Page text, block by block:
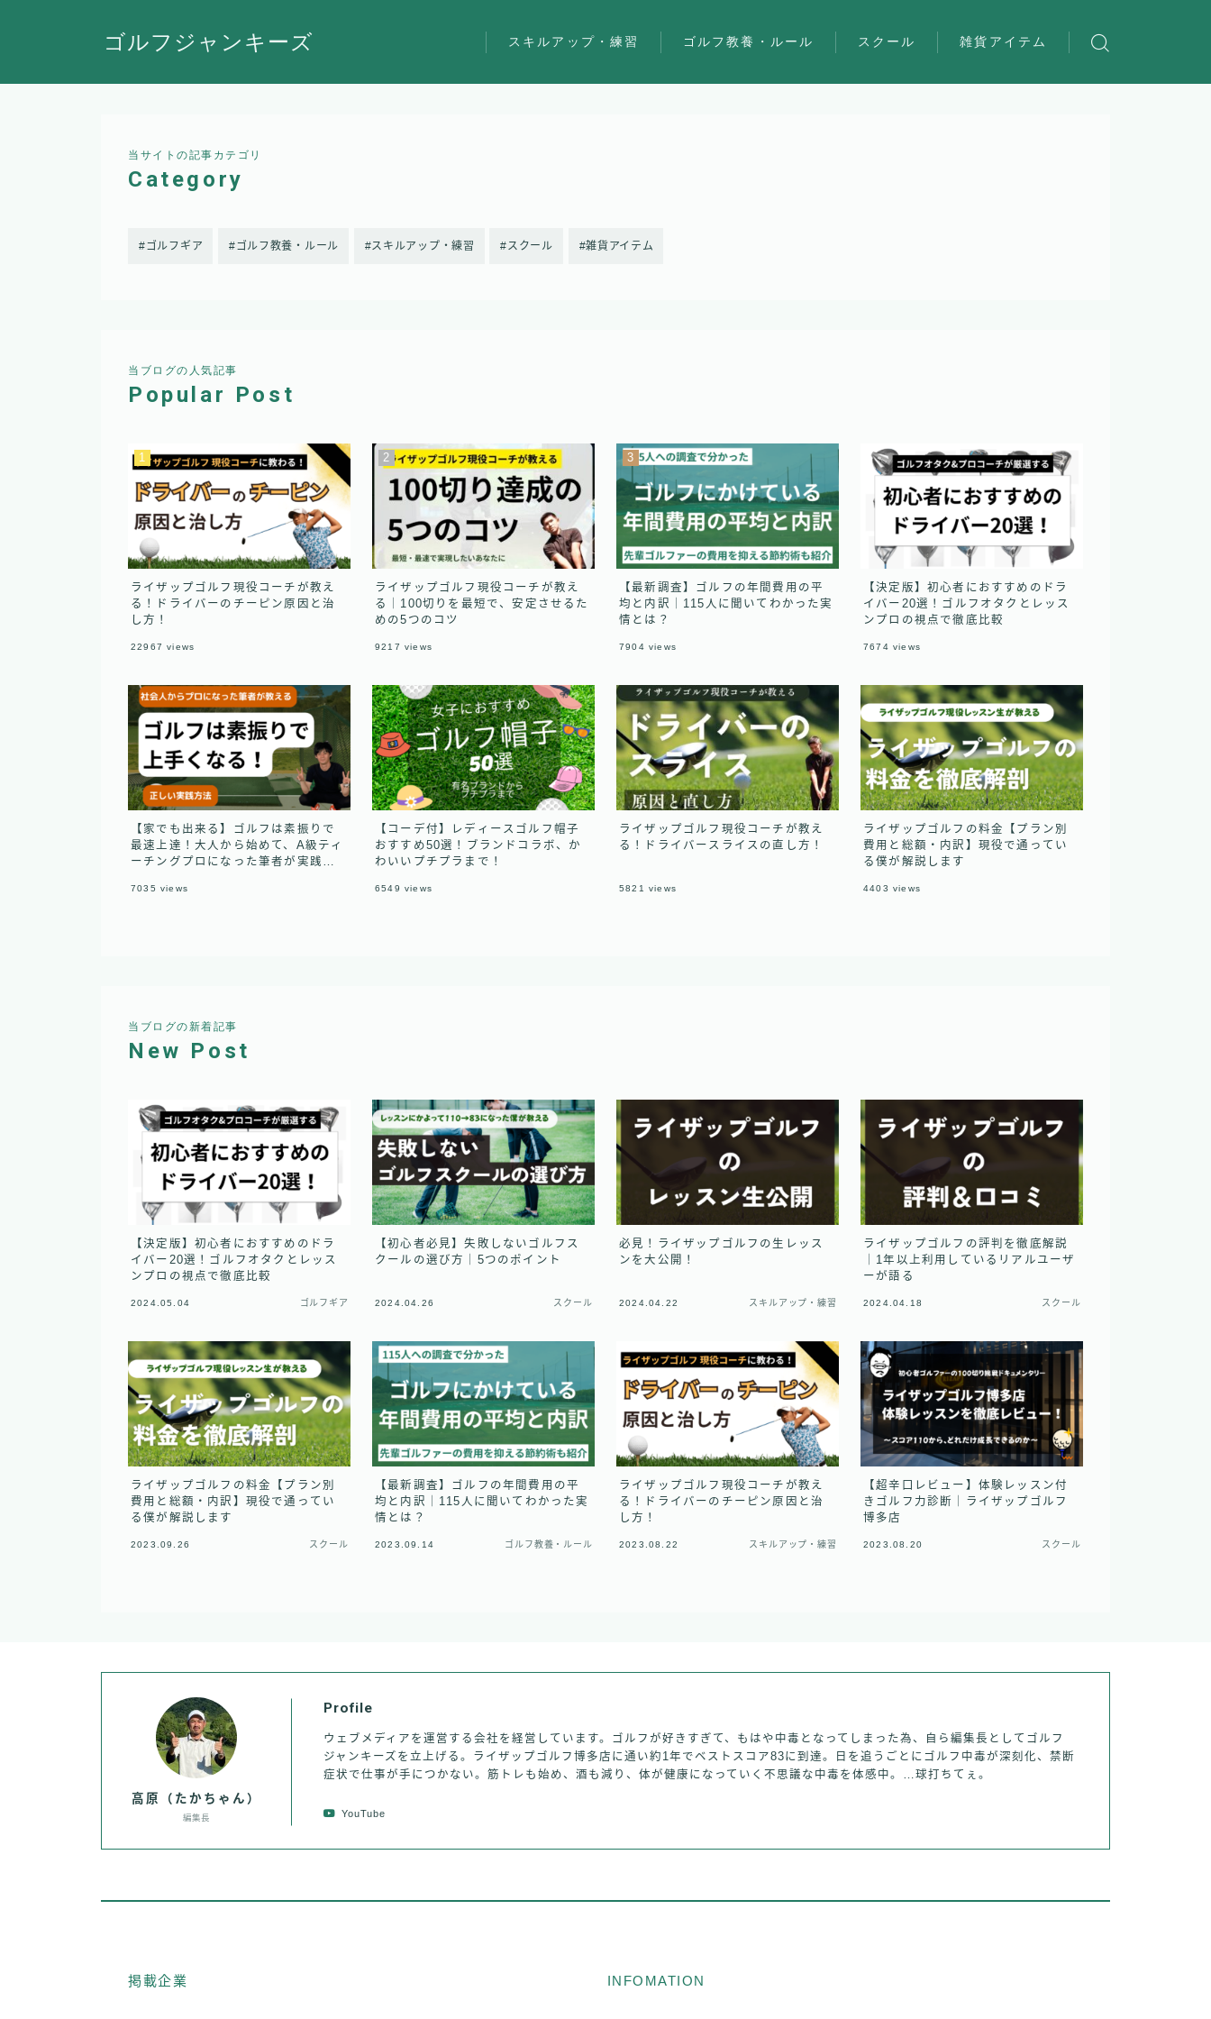
ゴルフジャンキーズ スキルアップ・練習 ゴルフ教養・ルール スクール 雑貨アイテム
当サイトの記事カテゴリ
Category
ゴルフギア ゴルフ教養・ルール スキルアップ・練習 スクール 雑貨アイテム
当ブログの人気記事
Popular Post
ライザップゴルフ現役コーチが教え
る！ドライバーのチーピン原因と治
し方！
22967 views
ライザップゴルフ現役コーチが教え
る｜100切りを最短で、安定させるた
めの5つのコツ
9217 views
【最新調査】ゴルフの年間費用の平
均と内訳｜115人に聞いてわかった実
情とは？
7904 views
【決定版】初心者におすすめのドラ
イバー20選！ゴルフオタクとレッス
ンプロの視点で徹底比較
7674 views
【家でも出来る】ゴルフは素振りで
最速上達！大人から始めて、A級ティ
ーチングプロになった筆者が実践し
7035 views
【コーデ付】レディースゴルフ帽子
おすすめ50選！ブランドコラボ、か
わいいプチプラまで！
6549 views
ライザップゴルフ現役コーチが教え
る！ドライバースライスの直し方！
5821 views
ライザップゴルフの料金【プラン別
費用と総額・内訳】現役で通ってい
る僕が解説します
4403 views
当ブログの新着記事
New Post
【決定版】初心者におすすめのドラ
イバー20選！ゴルフオタクとレッス
ンプロの視点で徹底比較
2024.05.04 ゴルフギア
【初心者必見】失敗しないゴルフス
クールの選び方｜5つのポイント
2024.04.26 スクール
必見！ライザップゴルフの生レッス
ンを大公開！
2024.04.22 スキルアップ・練習
ライザップゴルフの評判を徹底解説
｜1年以上利用しているリアルユーザ
ーが語る
2024.04.18 スクール
ライザップゴルフの料金【プラン別
費用と総額・内訳】現役で通ってい
る僕が解説します
2023.09.26 スクール
【最新調査】ゴルフの年間費用の平
均と内訳｜115人に聞いてわかった実
情とは？
2023.09.14 ゴルフ教養・ルール
ライザップゴルフ現役コーチが教え
る！ドライバーのチーピン原因と治
し方！
2023.08.22 スキルアップ・練習
【超辛口レビュー】体験レッスン付
きゴルフ力診断｜ライザップゴルフ
博多店
2023.08.20 スクール
高原（たかちゃん）
編集長
Profile
ウェブメディアを運営する会社を経営しています。ゴルフが好きすぎて、もはや中毒となってしまった為、自ら編集長としてゴルフ
ジャンキーズを立上げる。ライザップゴルフ博多店に通い約1年でベストスコア83に到達。日を追うごとにゴルフ中毒が深刻化、禁断
症状で仕事が手につかない。筋トレも始め、酒も減り、体が健康になっていく不思議な中毒を体感中。…球打ちてぇ。
YouTube
掲載企業 INFOMATION